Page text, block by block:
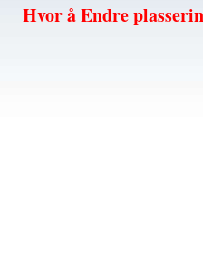
Hvor å Endre